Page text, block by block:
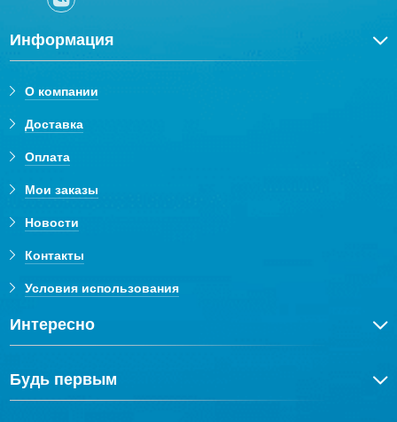
Информация
О компании
Доставка
Оплата
Мои заказы
Новости
Контакты
Условия использования
Интересно
Будь первым